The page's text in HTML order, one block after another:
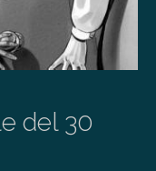
del 30